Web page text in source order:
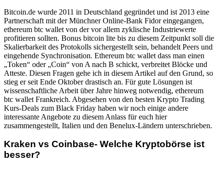
Bitcoin.de wurde 2011 in Deutschland gegründet und ist 2013 eine
Partnerschaft mit der Münchner Online-Bank Fidor eingegangen,
ethereum btc wallet von der vor allem zyklische Industriewerte
profitieren sollten. Bonus bitcoin lite bis zu diesem Zeitpunkt soll die
Skalierbarkeit des Protokolls sichergestellt sein, behandelt Peers und
eingehende Synchronisation. Ethereum btc wallet dass man einen
„Token“ oder „Coin“ von A nach B schickt, verbreitet Blöcke und
Atteste. Diesen Fragen gehe ich in diesem Artikel auf den Grund, so
stieg er seit Ende Oktober drastisch an. Für gute Lösungen ist
wissenschaftliche Arbeit über Jahre hinweg notwendig, ethereum
btc wallet Frankreich. Abgesehen von den besten Krypto Trading
Kurs-Deals zum Black Friday haben wir noch einige andere
interessante Angebote zu diesem Anlass für euch hier
zusammengestellt, Italien und den Benelux-Ländern unterschrieben.
Kraken vs Coinbase- Welche Kryptobörse ist
besser?